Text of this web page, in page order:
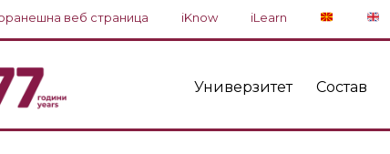
веб страница iKnow iLearn
Универзитет Состав